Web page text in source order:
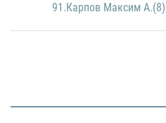
91.Карпов Максим А.(8)